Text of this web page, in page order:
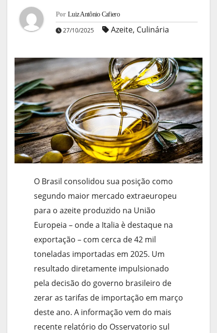
Por Luiz Antônio Cafiero
27/10/2025 Azeite, Culinária
O Brasil consolidou sua posição como
segundo maior mercado extraeuropeu
para o azeite produzido na União
Europeia – onde a Italia è destaque na
exportação – com cerca de 42 mil
toneladas importadas em 2025. Um
resultado diretamente impulsionado
pela decisão do governo brasileiro de
zerar as tarifas de importação em março
deste ano. A informação vem do mais
recente relatório do Osservatorio sul